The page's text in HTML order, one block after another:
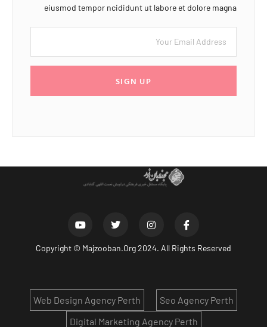
eiusmod tempor ncididunt ut labore et dolore magna
SIGN UP
Copyright © Majzooban.Org2024. All Rights Reserved
Seo Agency Perth
Web Design Agency Perth
Digital Marketing Agency Perth